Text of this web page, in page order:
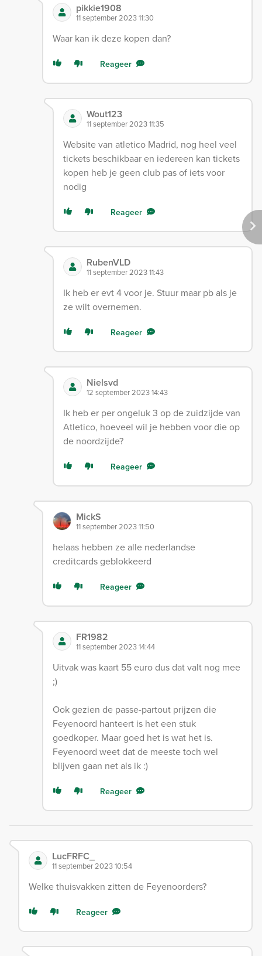
pikkie1908
11 september 2023 11:30
Waar kan ik deze kopen dan?
Reageer
Wout123
11 september 2023 11:35
Website van atletico Madrid, nog heel veel
tickets beschikbaar en iedereen kan tickets
kopen heb je geen club pas of iets voor
nodig
Reageer
RubenVLD
11 september 2023 11:43
Ik heb er evt 4 voor je. Stuur maar pb als je
ze wilt overnemen.
Reageer
Nielsvd
12 september 2023 14:43
Ik heb er per ongeluk 3 op de zuidzijde van
Atletico, hoeveel wil je hebben voor die op
de noordzijde?
Reageer
MickS
11 september 2023 11:50
helaas hebben ze alle nederlandse
creditcards geblokkeerd
Reageer
FR1982
11 september 2023 14:44
Uitvak was kaart 55 euro dus dat valt nog mee
;)
Ook gezien de passe-partout prijzen die
Feyenoord hanteert is het een stuk
goedkoper. Maar goed het is wat het is.
Feyenoord weet dat de meeste toch wel
blijven gaan net als ik :)
Reageer
LucFRFC_
11 september 2023 10:54
Welke thuisvakken zitten de Feyenoorders?
Reageer